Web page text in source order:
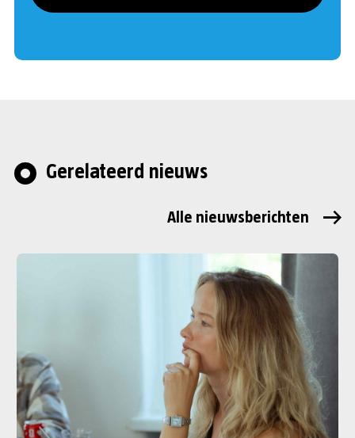
Gerelateerd nieuws
Alle nieuwsberichten